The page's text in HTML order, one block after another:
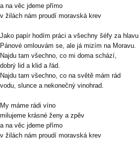
a na věc jdeme přímo
v žilách nám proudí moravská krev
Jako papír hodím práci a všechny šéfy za hlavu
Pánové omlouvám se, ale já mizím na Moravu.
Najdu tam všechno, co mi doma schází,
dobrý lid a klid a řád.
Najdu tam všechno, co na světě mám rád
vodu, slunce a nekonečný vinohrad.
My máme rádi víno
milujeme krásné ženy a zpěv
a na věc jdeme přímo
v žilách nám proudí moravská krev